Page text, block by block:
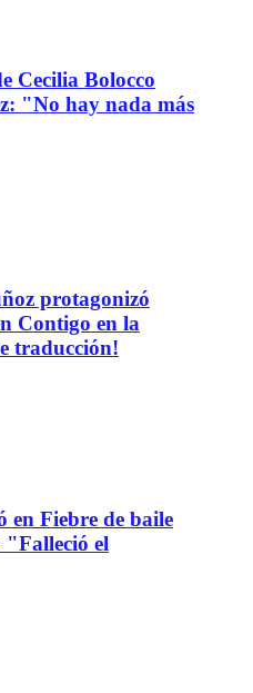
Cecilia Bolocco
"No hay nada más
protagonizó
Contigo en la
traducción!
en Fiebre de baile
"Falleció el